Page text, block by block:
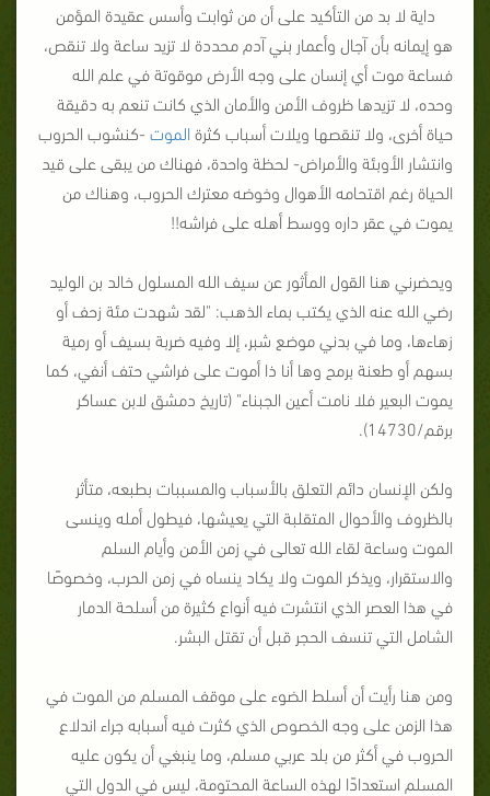
داية لا بد من التأكيد على أن من ثوابت وأسس عقيدة المؤمن
هو إيمانه بأن آجال وأعمار بني آدم محددة لا تزيد ساعة ولا تنقص،
فساعة موت أي إنسان على وجه الأرض موقوتة في علم الله
وحده، لا تزيدها ظروف الأمن والأمان الذي كانت تنعم به دقيقة
حياة أخرى، ولا تنقصها ويلات أسباب كثرة الموت -كنشوب الحروب
وانتشار الأوبئة والأمراض- لحظة واحدة، فهناك من يبقى على قيد
الحياة رغم اقتحامه الأهوال وخوضه معترك الحروب، وهناك من
يموت في عقر داره ووسط أهله على فراشه!!
ويحضرني هنا القول المأثور عن سيف الله المسلول خالد بن الوليد
رضي الله عنه الذي يكتب بماء الذهب: "لقد شهدت مئة زحف أو
زهاءها، وما في بدني موضع شبر، إلا وفيه ضربة بسيف أو رمية
بسهم أو طعنة برمح وها أنا ذا أموت على فراشي حتف أنفي، كما
يموت البعير فلا نامت أعين الجبناء" (تاريخ دمشق لابن عساكر
برقم/14730).
ولكن الإنسان دائم التعلق بالأسباب والمسببات بطبعه، متأثر
بالظروف والأحوال المتقلبة التي يعيشها، فيطول أمله وينسى
الموت وساعة لقاء الله تعالى في زمن الأمن وأيام السلم
والاستقرار، ويذكر الموت ولا يكاد ينساه في زمن الحرب، وخصوصًا
في هذا العصر الذي انتشرت فيه أنواع كثيرة من أسلحة الدمار
الشامل التي تنسف الحجر قبل أن تقتل البشر.
ومن هنا رأيت أن أسلط الضوء على موقف المسلم من الموت في
هذا الزمن على وجه الخصوص الذي كثرت فيه أسبابه جراء اندلاع
الحروب في أكثر من بلد عربي مسلم، وما ينبغي أن يكون عليه
المسلم استعدادًا لهذه الساعة المحتومة، ليس في الدول التي